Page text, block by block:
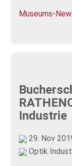
Museums-
Industrie
29. Nov
Optik